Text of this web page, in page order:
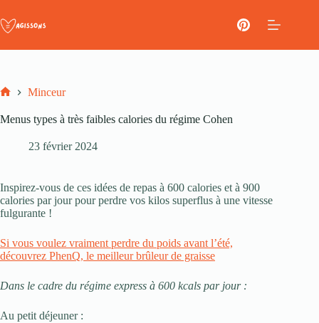
au
contenu
Minceur
Menus types à très faibles calories du régime Cohen
23 février 2024
Inspirez-vous de ces idées de repas à 600 calories et à 900
calories par jour pour perdre vos kilos superflus à une vitesse
fulgurante !
Si vous voulez vraiment perdre du poids avant l’été,
découvrez PhenQ, le meilleur brûleur de graisse
Dans le cadre du régime express à 600 kcals par jour :
Au petit déjeuner :